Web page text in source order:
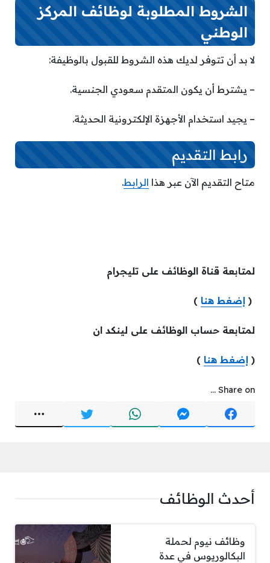
الشروط المطلوبة لوظائف المركز
الوطني
لا بد أن تتوفر لديك هذه الشروط للقبول بالوظيفة:
– يشترط أن يكون المتقدم سعودي الجنسية.
– يجيد استخدام الأجهزة الإلكترونية الحديثة.
رابط التقديم
متاح التقديم الآن عبر هذا الرابط.
لمتابعة قناة الوظائف على تليجرام
( إضغط هنا )
لمتابعة حساب الوظائف على لينكد ان
( إضغط هنا )
Share on ...
أحدث الوظائف
وظائف نيوم لحملة
البكالوريوس في عدة